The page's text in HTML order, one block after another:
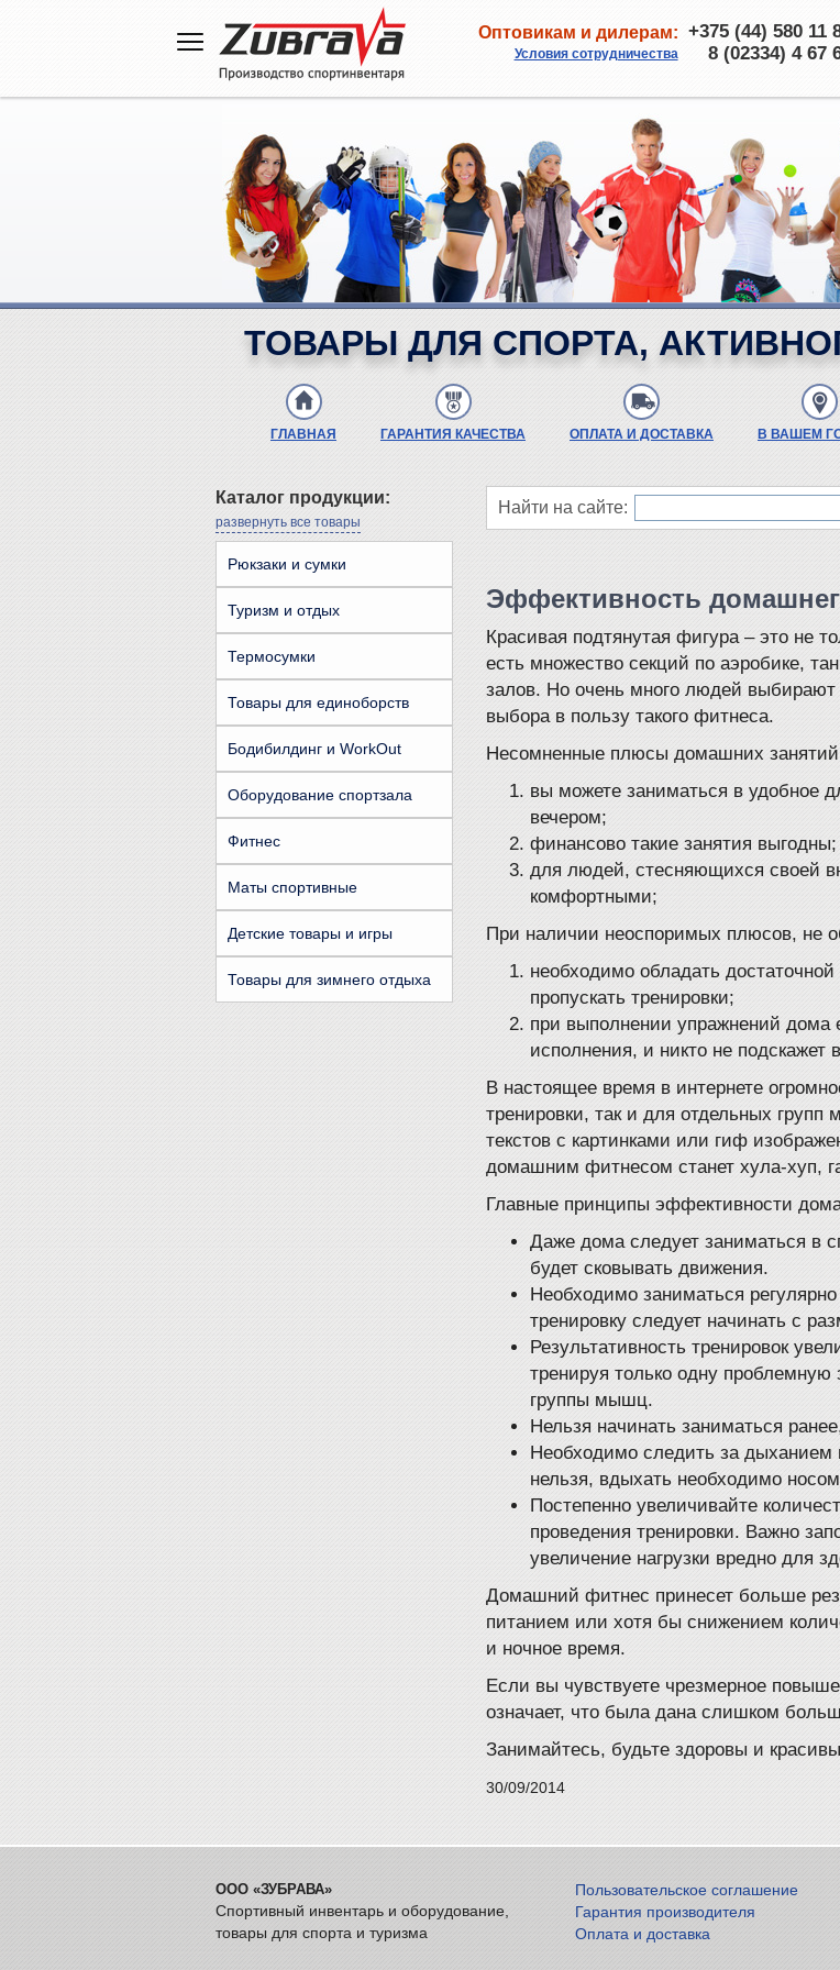
Оптовикам и дилерам:
Условия сотрудничества
+375 (44) 580 11
8 (02334) 4 67
ТОВАРЫ ДЛЯ СПОРТА,
ГЛАВНАЯ ГАРАНТИЯ КАЧЕСТВА ОПЛАТА И ДОСТАВКА В ВАШЕМ
Каталог продукции:
развернуть все товары
Рюкзаки и сумки
Туризм и отдых
Термосумки
Товары для единоборств
Бодибилдинг и WorkOut
Оборудование спортзала
Фитнес
Маты спортивные
Детские товары и игры
Товары для зимнего отдыха
Найти на сайте:
Эффективность
Красивая подтянутая фигура – это не
есть множество секций по аэробике,
залов. Но очень много людей
выбора в пользу такого фитнеса.
Несомненные плюсы домашних занятий
вы можете заниматься в удобное
вечером;
финансово такие занятия выгодны;
для людей, стесняющихся своей
комфортными;
При наличии неоспоримых плюсов, не
необходимо обладать
пропускать тренировки;
при выполнении упражнений дома
исполнения, и никто не подскажет
В настоящее время в интернете
тренировки, так и для отдельных
текстов с картинками или гиф
домашним фитнесом станет хула-хуп,
Главные принципы эффективности
Даже дома следует заниматься в
будет сковывать движения.
Необходимо заниматься
тренировку следует начинать с
Результативность тренировок
тренируя только одну
группы мышц.
Нельзя начинать заниматься
Необходимо следить за дыханием
нельзя, вдыхать необходимо
Постепенно увеличивайте
проведения тренировки. Важно
увеличение нагрузки вредно для
Домашний фитнес принесет больше
питанием или хотя бы снижением
и ночное время.
Если вы чувствуете чрезмерное
означает, что была дана слишком
Занимайтесь, будьте здоровы и
30/09/2014
ООО «ЗУБРАВА»
Спортивный инвентарь и оборудование,
товары для спорта и туризма
Пользовательское соглашение
Гарантия производителя
Оплата и доставка